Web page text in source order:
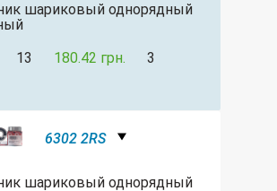
шариковый однорядный
13 180.42 грн. 3
6302 2RS
шариковый однорядный